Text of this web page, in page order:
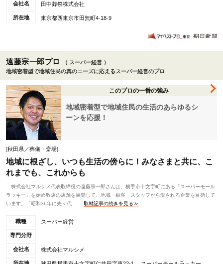
会社名 田中葬祭株式会社
所在地 東京都西東京市田無町4-18-9
遠藤宗一郎プロ
（ スーパー経営 ）
地域密着型で地域住民の真のニーズに応えるスーパー経営のプロ
このプロの一番の強み
地域密着型で地域住民の生活のあらゆるシ
ーンを応援！
[秋田県／葬儀・斎場]
地域に根ざし、いつも生活の傍らに！みなさまと共に、こ
れまでも、これからも
株式会社マルシメ代表取締役の遠藤宗一郎さんは、横手市十文字町にある「スーパーモール
ラッキー」を始め数店の店舗を展開して、地域・顧客・スタッフから愛される企業を目指して
います。「昭和36年に先々代...
取材記事の続きを見る≫
職種 スーパー経営
専門分野
会社名 株式会社マルシメ